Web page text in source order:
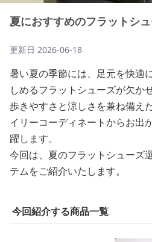
夏におすすめのフラットシ
更新日 2026-06-18
暑い夏の季節には、足元を快適
しめるフラットシューズが欠か
歩きやすさと涼しさを兼ね備え
イリーコーディネートからお出
躍します。
今回は、夏のフラットシューズ
テムをご紹介いたします。
今回紹介する商品一覧